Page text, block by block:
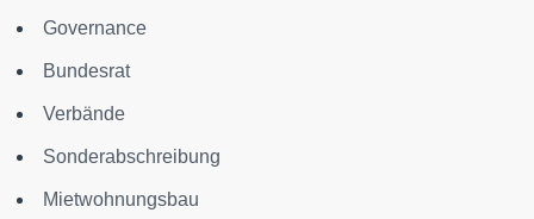
Governance
Bundesrat
Verbände
Sonderabschreibung
Mietwohnungsbau